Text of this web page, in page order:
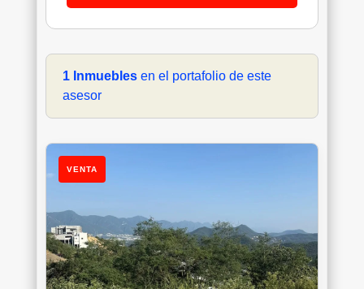
1 Inmueblesen el portafolio de este
asesor
VENTA